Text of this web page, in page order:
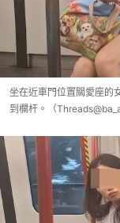
坐在近車門位置關愛座的
到欄杆。（